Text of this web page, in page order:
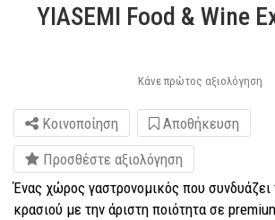
YIASEMI Food & Wine
Κάνε πρώτος αξιολόγηση
Κοινοποίηση
Αποθήκευση
Προσθέστε αξιολόγηση
Ένας χώρος γαστρονομικός που
κρασιού με την άριστη ποιότητα σε